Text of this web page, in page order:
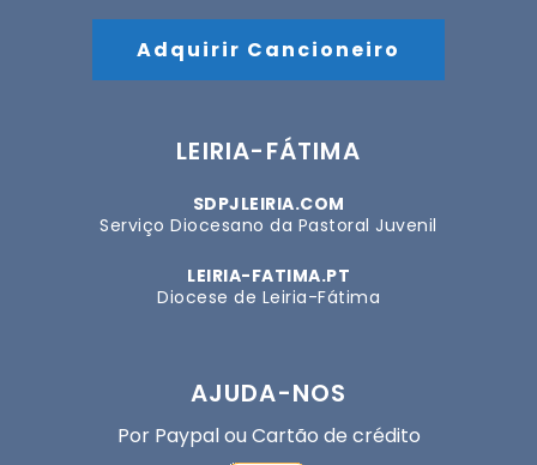
Adquirir Cancioneiro
LEIRIA-FÁTIMA
SDPJLEIRIA.COM
Serviço Diocesano da Pastoral Juvenil
LEIRIA-FATIMA.PT
Diocese de Leiria-Fátima
AJUDA-NOS
Por Paypal ou Cartão de crédito